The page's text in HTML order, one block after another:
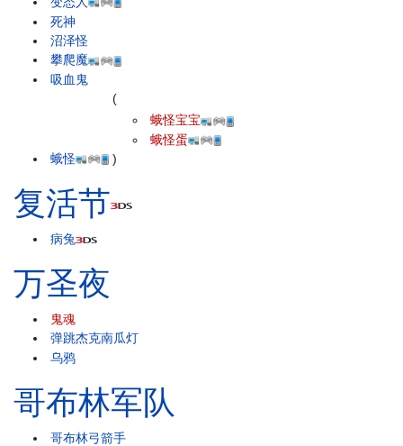
死神
沼泽怪
攀爬魔
吸血鬼
蛾怪
(
蛾怪宝宝
蛾怪蛋
)
复活节
病兔
万圣夜
鬼魂
弹跳杰克南瓜灯
乌鸦
哥布林军队
哥布林弓箭手